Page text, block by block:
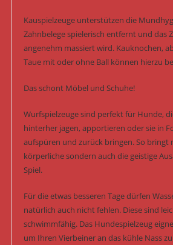
Kauspielzeuge unterstützen die
Zahnbelege spielerisch entfernt und das
angenehm massiert wird. Kauknochen,
Taue mit oder ohne Ball können hierzu
Das schont Möbel und Schuhe!
Wurfspielzeuge sind perfekt für Hunde,
hinterher jagen, apportieren oder sie in
aufspüren und zurück bringen. So bringt
körperliche sondern auch die geistige
Spiel.
Für die etwas besseren Tage dürfen
natürlich auch nicht fehlen. Diese sind
schwimmfähig. Das Hundespielzeug
um Ihren Vierbeiner an das kühle Nass